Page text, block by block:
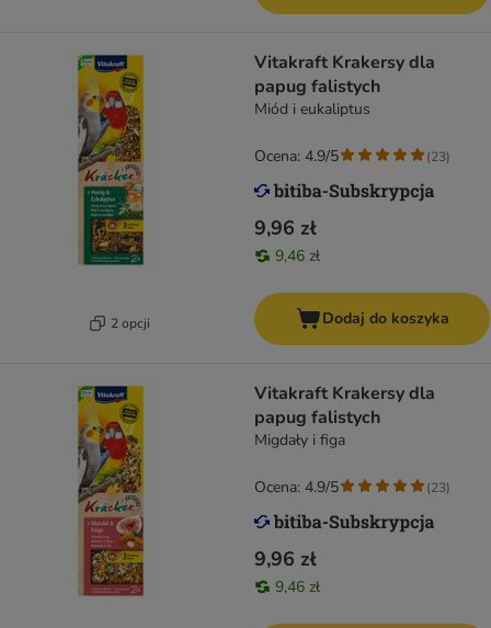
2 opcji
Vitakraft Krakersy dla
papug falistych
Miód i eukaliptus
9,96 zł
9,46 zł
Ocena: 4.9/5 (23)
Dodaj do koszyka
Vitakraft Krakersy dla
papug falistych
Migdały i figa
9,96 zł
9,46 zł
Ocena: 4.9/5 (23)